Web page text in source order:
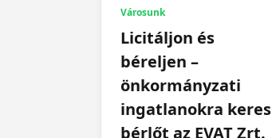
Városunk
Licitáljon és
béreljen –
önkormányzati
ingatlanokra keres
bérlőt az EVAT Zrt.